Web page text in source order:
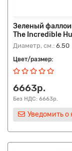
Зеленый
The Incredible
Диаметр, см.: 6.50
Цвет/размер:
6663р.
Без НДС: 6663р.
Уведомить о